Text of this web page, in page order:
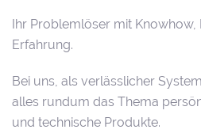
Ihr Problemlöser mit
Erfahrung.
Bei uns, als verlässlicher
alles rundum das Thema
und technische Produkte.